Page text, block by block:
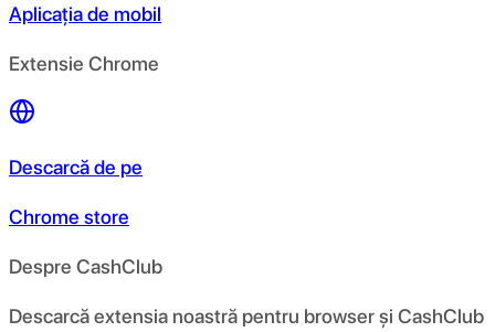
Aplicația de mobil
Extensie Chrome
Descarcă de pe
Chrome store
Despre CashClub
Descarcă extensia noastră pentru browser și CashClub